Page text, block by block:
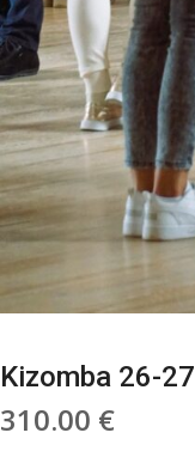
Kizomba 26-27
310.00 €